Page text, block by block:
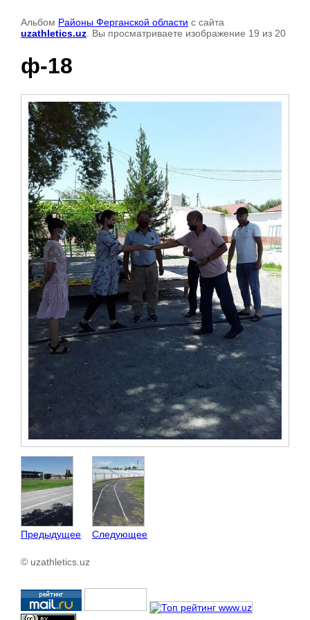
Альбом Районы Ферганской области с сайта
uzathletics.uz . Вы просматриваете изображение 19 из 20
ф-18
Предыдущее Следующее
© uzathletics.uz